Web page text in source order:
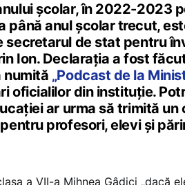
școlar, în 2022-2023
până anul școlar trecut,
secretarul de stat pentru
Ion. Declarația a fost
numită „Podcast de la
oficialilor din instituție.
ar urma să trimită un
profesori, elevi și
a VII-a Mihnea Gâdici „dacă